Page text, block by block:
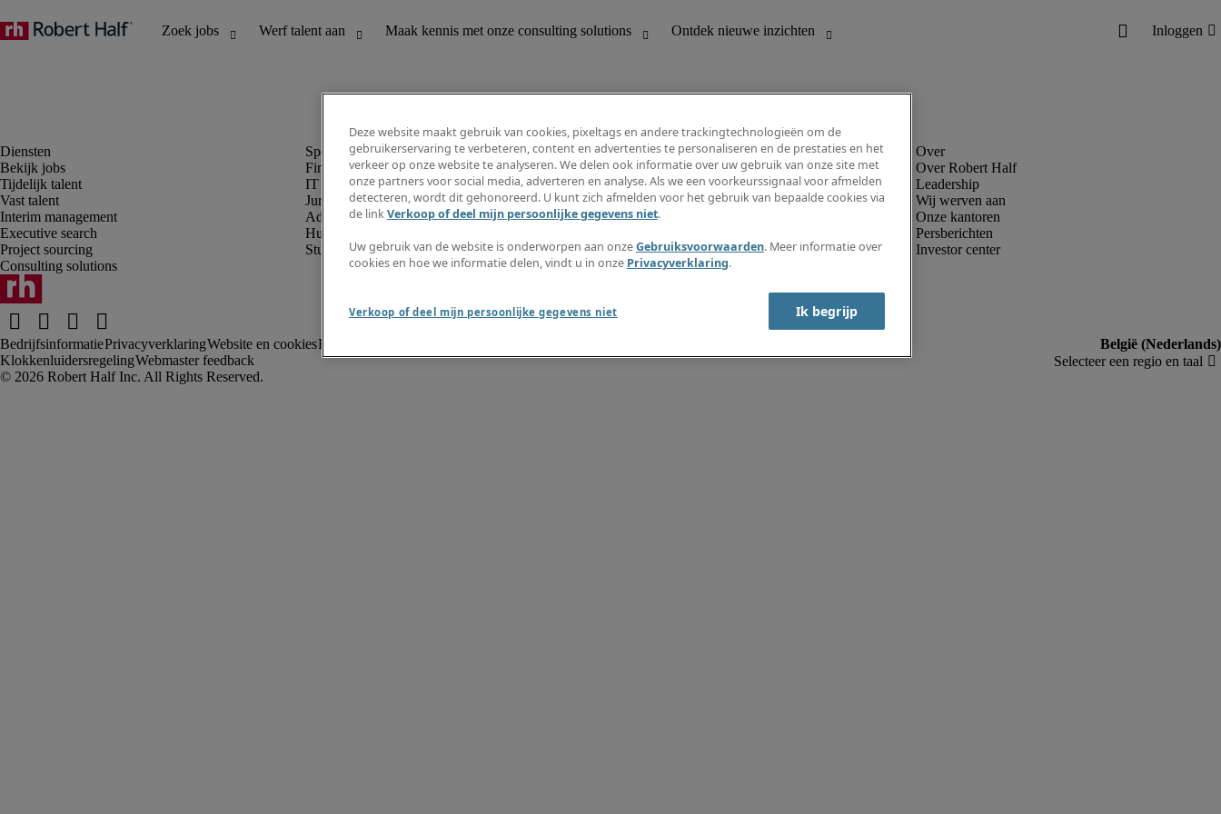
Bekijk jobs
Tijdelijk talent
Vast talent
Interim management
Executive search
Project sourcing
Consulting solutions
Finance en boekhouding
IT en digital
Juridisch
Administratie en office support
Human resources
Student
Ontdek nieuwe inzichten
Jobomschrijvingen
Salarisgids
Timesheets
Maak een jobalert aan
Informatiecentrum
Over Robert Half
Leadership
Wij werven aan
Onze kantoren
Persberichten
Investor center
BedrijfsinformatiePrivacyverklaringWebsite en cookiesRekruteringsvoorwaarden
KlokkenluidersregelingWebmaster feedback
Deze website maakt gebruik van cookies, pixeltags en andere trackingtechnologieën om de
gebruikerservaring te verbeteren, content en advertenties te personaliseren en de prestaties en het
verkeer op onze website te analyseren. We delen ook informatie over uw gebruik van onze site met
onze partners voor social media, adverteren en analyse. Als we een voorkeurssignaal voor afmelden
detecteren, wordt dit gehonoreerd. U kunt zich afmelden voor het gebruik van bepaalde cookies via
de linkVerkoop of deel mijn persoonlijke gegevens niet.
Uw gebruik van de website is onderworpen aan onzeGebruiksvoorwaarden. Meer informatie over
cookies en hoe we informatie delen, vindt u in onze Privacyverklaring.
Verkoop of deel mijn persoonlijke gegevens niet Ik begrijp